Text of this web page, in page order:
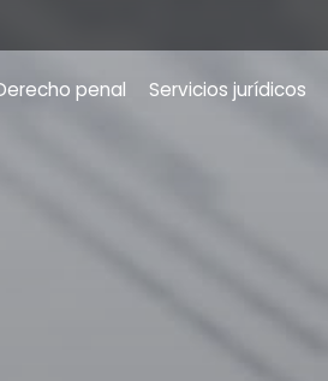
penal Servicios jurídicos